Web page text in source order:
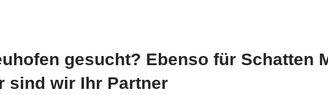
gesucht? Ebenso für Schatten
sind wir Ihr Partner